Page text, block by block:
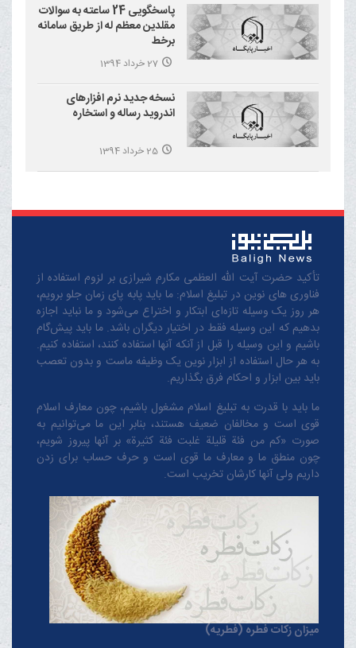
پاسخگویی 24 ساعته به سوالات
مقلدین معظم له از طریق سامانه
برخط
27 خرداد 1394
نسخه جدید نرم افزارهای
اندروید رساله و استخاره
25 خرداد 1394
تأکید حضرت آیت الله العظمی مکارم شیرازی بر لزوم استفاده از
فناوری های نوین در تبلیغ اسلام: ما باید پابه پای زمان جلو برویم،
هر روز یک وسیله تازه‌ای ابتکار و اختراع می‌شود و ما نباید اجازه
بدهیم که این وسیله فقط در اختیار دیگران باشد. ما باید پیش‌گام
باشیم و این وسیله را قبل از آنکه آنها استفاده کنند، استفاده کنیم.
به هر حال استفاده از ابزار نوین یک وظیفه ماست و بدون تعصب
باید بین ابزار و احکام فرق بگذاریم.
ما باید با قدرت به تبلیغ اسلام مشغول باشیم، چون معارف اسلام
قوی است و مخالفان ضعیف هستند، بنابر این ما می‌توانیم به
صورت «کم من فئة قلیلة غلبت فئة کثیرة» بر آنها پیروز شویم،
چون منطق‌ ما و معارف ‌ما قوی است و حرف حساب برای زدن
داریم ولی آنها کارشان تخریب است.
میزان زکات فطره (فطریه)